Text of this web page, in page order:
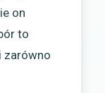
on
to
zarówno